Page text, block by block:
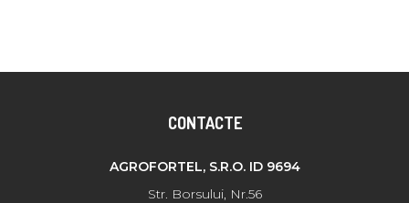
CONTACTE
AGROFORTEL, S.R.O. ID 9694
Str. Borsului, Nr.56